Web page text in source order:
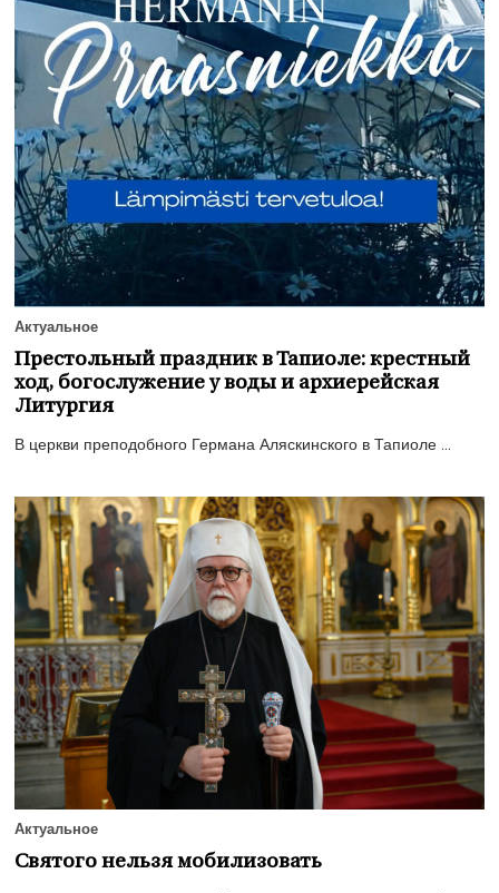
Актуальное
Престольный праздник в Тапиоле: крестный
ход, богослужение у воды и архиерейская
Литургия
В церкви преподобного Германа Аляскинского в Тапиоле ...
Актуальное
Святого нельзя мобилизовать